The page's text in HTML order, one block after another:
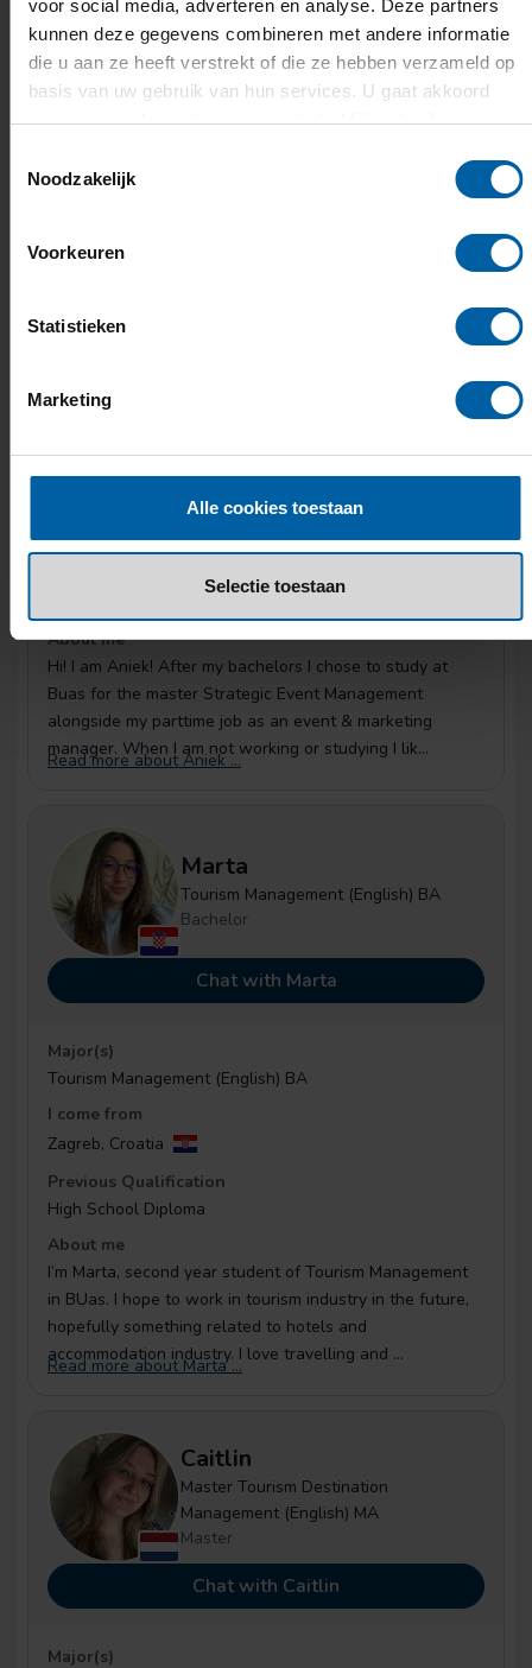
voor social media, adverteren en analyse. Deze partners
kunnen deze gegevens combineren met andere informatie
die u aan ze heeft verstrekt of die ze hebben verzameld op
basis van uw gebruik van hun services. U gaat akkoord
met onze cookies als u onze website blijft gebruiken.
Noodzakelijk
Voorkeuren
Statistieken
Marketing
Alle cookies toestaan
Selectie toestaan